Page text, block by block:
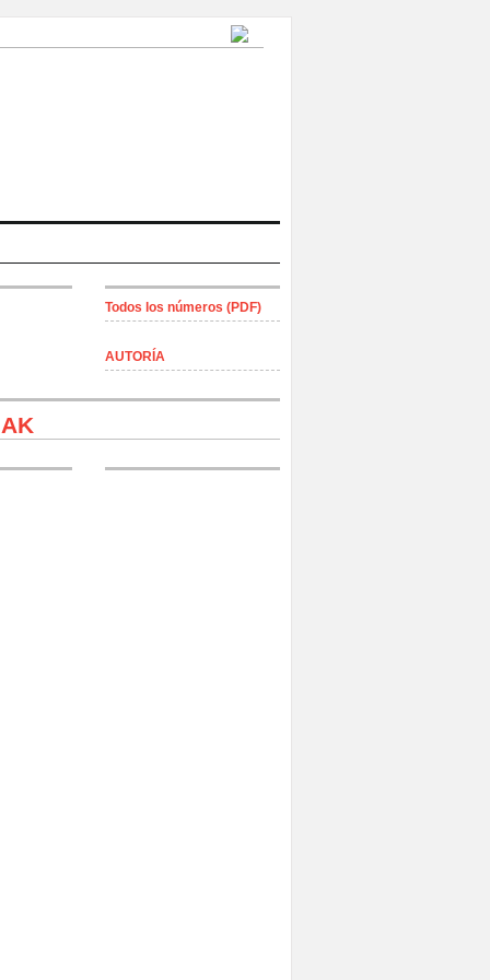
Todos los números (PDF)
AUTORÍA
Garaiko errepublika —Artsakh—,